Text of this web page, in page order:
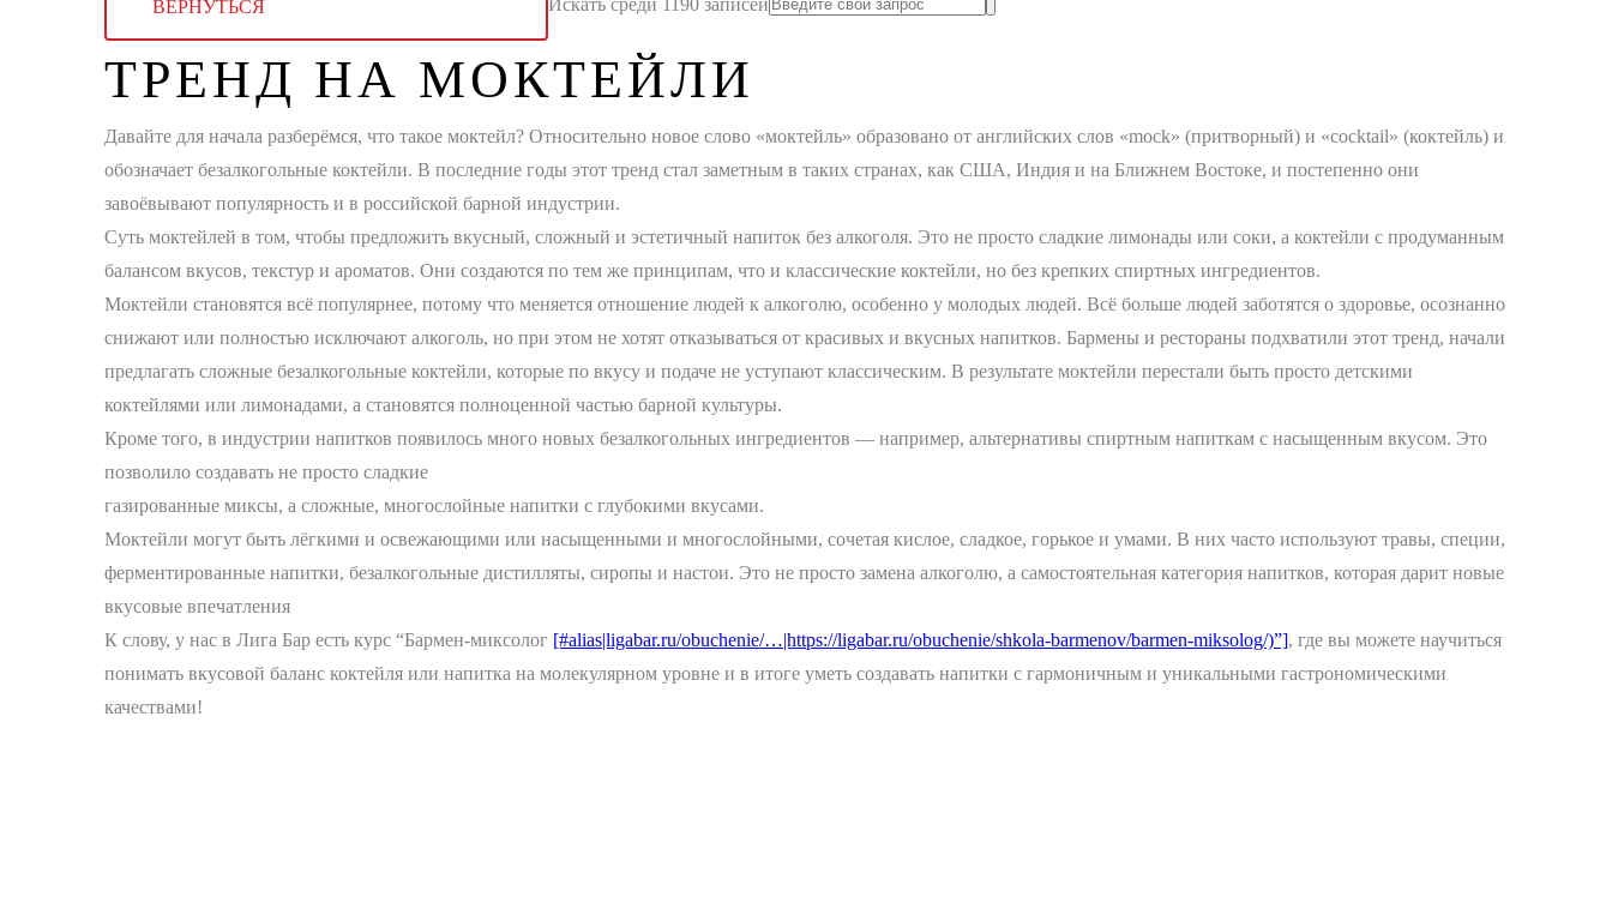
ВЕРНУТЬСЯ
ТРЕНД НА МОКТЕЙЛИ
Давайте для начала разберёмся, что такое моктейл? Относительно новое слово «моктейль» образовано от английских слов «mock» (притворный) и «cocktail» (коктейль) и
обозначает безалкогольные коктейли. В последние годы этот тренд стал заметным в таких странах, как США, Индия и на Ближнем Востоке, и постепенно они
завоёвывают популярность и в российской барной индустрии.
Суть моктейлей в том, чтобы предложить вкусный, сложный и эстетичный напиток без алкоголя. Это не просто сладкие лимонады или соки, а коктейли с продуманным
балансом вкусов, текстур и ароматов. Они создаются по тем же принципам, что и классические коктейли, но без крепких спиртных ингредиентов.
Моктейли становятся всё популярнее, потому что меняется отношение людей к алкоголю, особенно у молодых людей. Всё больше людей заботятся о здоровье, осознанно
снижают или полностью исключают алкоголь, но при этом не хотят отказываться от красивых и вкусных напитков. Бармены и рестораны подхватили этот тренд, начали
предлагать сложные безалкогольные коктейли, которые по вкусу и подаче не уступают классическим. В результате моктейли перестали быть просто детскими
коктейлями или лимонадами, а становятся полноценной частью барной культуры.
Кроме того, в индустрии напитков появилось много новых безалкогольных ингредиентов — например, альтернативы спиртным напиткам с насыщенным вкусом. Это
позволило создавать не просто сладкие
газированные миксы, а сложные, многослойные напитки с глубокими вкусами.
Моктейли могут быть лёгкими и освежающими или насыщенными и многослойными, сочетая кислое, сладкое, горькое и умами. В них часто используют травы, специи,
ферментированные напитки, безалкогольные дистилляты, сиропы и настои. Это не просто замена алкоголю, а самостоятельная категория напитков, которая дарит новые
вкусовые впечатления
К слову, у нас в Лига Бар есть курс “Бармен-миксолог [#alias|ligabar.ru/obuchenie/…|https://ligabar.ru/obuchenie/shkola-barmenov/barmen-miksolog/)”], где вы можете научиться
понимать вкусовой баланс коктейля или напитка на молекулярном уровне и в итоге уметь создавать напитки с гармоничным и уникальными гастрономическими
качествами!